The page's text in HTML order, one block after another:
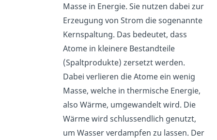
Masse in Energie. Sie nutzen dabei zur
Erzeugung von Strom die sogenannte
Kernspaltung. Das bedeutet, dass
Atome in kleinere Bestandteile
(Spaltprodukte) zersetzt werden.
Dabei verlieren die Atome ein wenig
Masse, welche in thermische Energie,
also Wärme, umgewandelt wird. Die
Wärme wird schlussendlich genutzt,
um Wasser verdampfen zu lassen. Der